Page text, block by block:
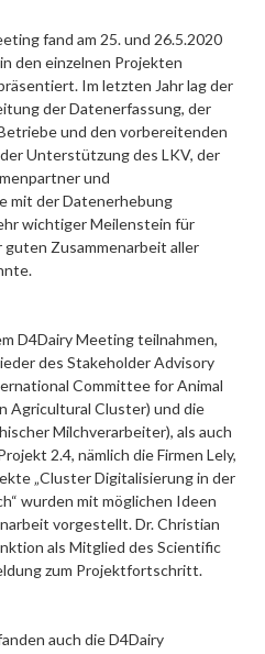
fand am 25. und 26.5.2020
den einzelnen Projekten
Im letzten Jahr lag der
der Datenerfassung, der
und den vorbereitenden
Unterstützung des LKV, der
und
mit der Datenerhebung
wichtiger Meilenstein für
guten Zusammenarbeit aller
D4Dairy Meeting teilnahmen,
des Stakeholder Advisory
Committee for Animal
Agricultural Cluster) und die
Milchverarbeiter), als auch
2.4, nämlich die Firmen Lely,
„Cluster Digitalisierung in der
wurden mit möglichen Ideen
vorgestellt. Dr. Christian
als Mitglied des Scientific
zum Projektfortschritt.
auch die D4Dairy